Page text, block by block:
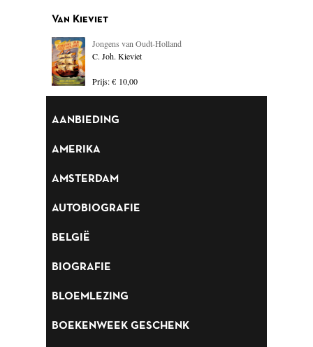
BIOGRAFIE
BLOEMLEZING
BOEKENWEEK GESCHENK
NEDERLAND
DUITSLAND
ENGELAND
Van Kieviet
Jongens van Oudt-Holland
C. Joh. Kieviet
Prijs: € 10,00
AANBIEDING
AMERIKA
AMSTERDAM
AUTOBIOGRAFIE
BELGIË
BIOGRAFIE
BLOEMLEZING
BOEKENWEEK GESCHENK